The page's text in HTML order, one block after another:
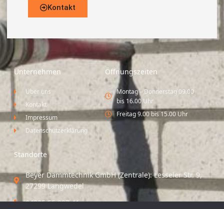
Kontakt
Unternehmen
Über uns
Kontakt
Impressum
Datenschutzerklärung
Öffnungszeiten
Montag – Donnerstag 09.00
bis 16.00 Uhr
Freitag 9.00 bis 15.00 Uhr
Standorte
Beyer Dämmtechnik GmbH (Zentrale): Lesseler Str. 9,
27299 Langwedel
04235 55 297 41